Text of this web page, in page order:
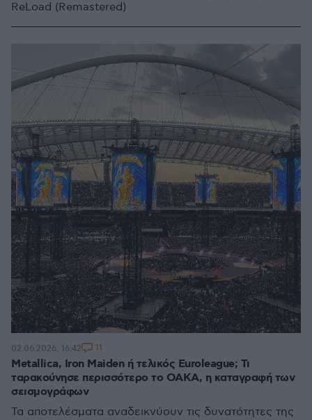
ReLoad (Remastered)
Metallica, Iron Maiden ή τελικός Euroleague; Τι
ταρακούνησε περισσότερο το ΟΑΚΑ, η καταγραφή των
σεισμογράφων
Τα αποτελέσματα αναδεικνύουν τις δυνατότητες της
02.06.2026, 16:42 11